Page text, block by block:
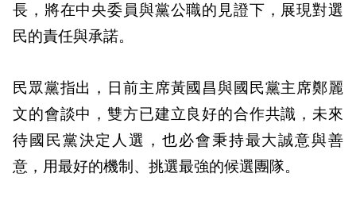
長，將在中央委員與黨公職的見證下，展現對選
民的責任與承諾。
民眾黨指出，日前主席黃國昌與國民黨主席鄭麗
文的會談中，雙方已建立良好的合作共識，未來
待國民黨決定人選，也必會秉持最大誠意與善
意，用最好的機制、挑選最強的候選團隊。